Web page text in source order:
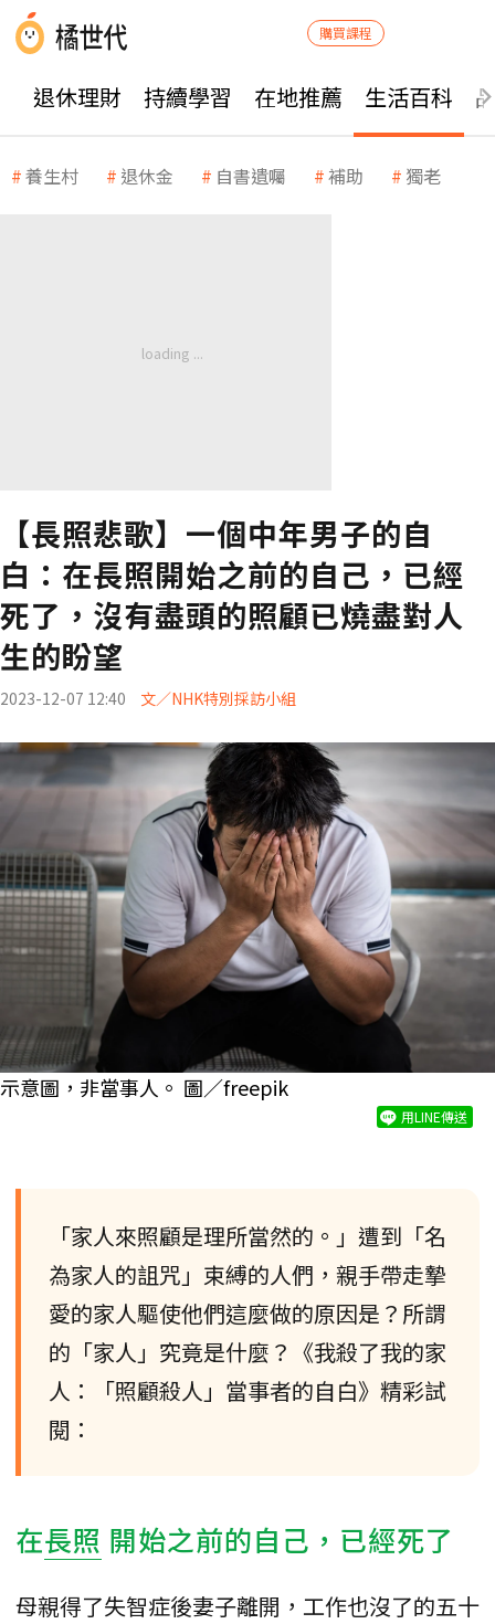
購買課程
退休理財 持續學習 在地推薦 生活百科
養生村 退休金 自書遺囑 補助 獨老
【長照悲歌】一個中年男子的自
白：在長照開始之前的自己，已經
死了，沒有盡頭的照顧已燒盡對人
生的盼望
2023-12-07 12:40 文／NHK特別採訪小組
示意圖，非當事人。 圖／freepik
用LINE傳送
「家人來照顧是理所當然的。」遭到「名
為家人的詛咒」束縛的人們，親手帶走摯
愛的家人驅使他們這麼做的原因是？所謂
的「家人」究竟是什麼？《我殺了我的家
人：「照顧殺人」當事者的自白》精彩試
閱：
在長照 開始之前的自己，已經死了
母親得了失智症後妻子離開，工作也沒了的五十